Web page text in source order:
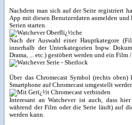
Nachdem man sich auf der Seite registriert
App mit diesen Benutzerdaten anmelden und
Serien starten.
Nach der Auswahl einer Hauptkategore
innerhalb der Unterkategorien bspw.
Drama, ... etc.) gestöbert werden und ein Film
Über das Chromecast Symbol (rechts
Smartphone auf Chromecast umgestellt
Interesant an Watchever ist auch, dass
während der Film oder die Serie läuft) auf
werden kann.